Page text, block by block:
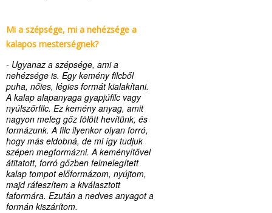
Mi a szépsége, mi a nehézsége a
kalapos mesterségnek?
- Ugyanaz a szépsége, ami a
nehézsége is. Egy kemény filcből
puha, nőies, légies formát kialakítani.
A kalap alapanyaga gyapjúfilc vagy
nyúlszőrfilc. Ez kemény anyag, amit
nagyon meleg gőz fölött hevítünk, és
formázunk. A filc ilyenkor olyan forró,
hogy más eldobná, de mi így tudjuk
szépen megformázni. A keményítővel
átitatott, forró gőzben felmelegített
kalap tompot előformázom, nyújtom,
majd ráfeszítem a kiválasztott
faformára. Ezután a nedves anyagot a
formán kiszárítom.